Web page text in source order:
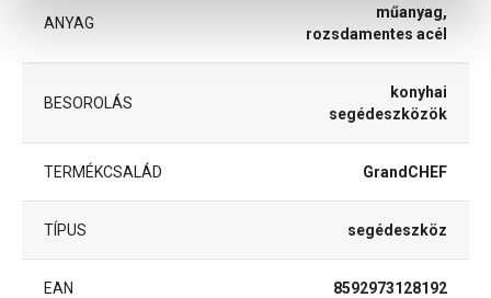
ANYAG
műanyag,
rozsdamentes acél
BESOROLÁS
konyhai
segédeszközök
TERMÉKCSALÁD GrandCHEF
TÍPUS segédeszköz
EAN 8592973128192